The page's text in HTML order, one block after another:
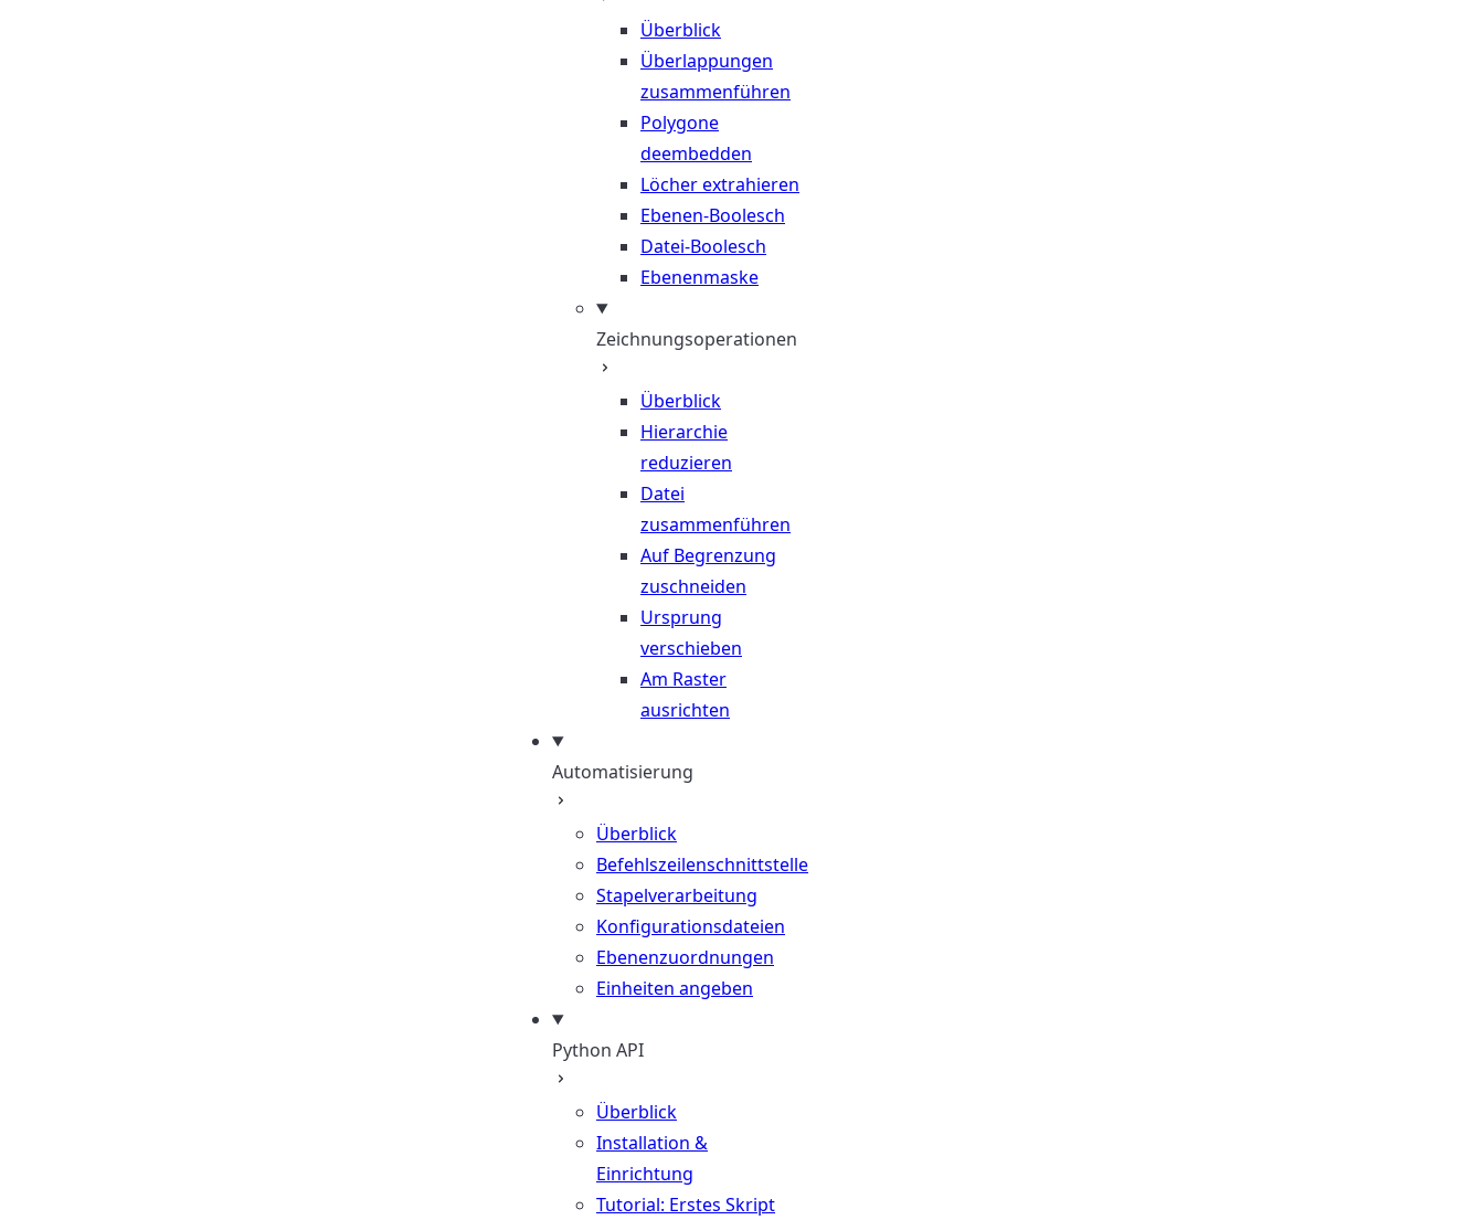
Überblick
Überlappungen
zusammenführen
Polygone
deembedden
Löcher extrahieren
Ebenen-Boolesch
Datei-Boolesch
Ebenenmaske
Zeichnungsoperationen
Überblick
Hierarchie
reduzieren
Datei
zusammenführen
Auf Begrenzung
zuschneiden
Ursprung
verschieben
Am Raster
ausrichten
Automatisierung
Überblick
Befehlszeilenschnittstelle
Stapelverarbeitung
Konfigurationsdateien
Ebenenzuordnungen
Einheiten angeben
Python API
Überblick
Installation &
Einrichtung
Tutorial: Erstes Skript